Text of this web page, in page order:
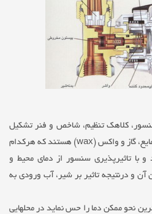
کلاهک تنظیم، شاخص و فنر تشکیل
شده است. سنسورها دارای انواع مایع، گاز و واکس (wax) هستند که هرکدام
با تاثیرپذیری سنسور از دمای محیط و
آن و درنتیجه تاثیر بر شیر، آب ورودی به
نحو ممکن دما را حس نماید در محلهایی